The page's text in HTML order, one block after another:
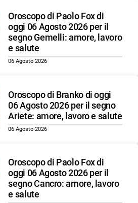
Oroscopo di Paolo Fox di
oggi 06 Agosto 2026 per il
segno Gemelli: amore, lavoro
e salute
06 Agosto 2026
Oroscopo di Branko di oggi
06 Agosto 2026 per il segno
Ariete: amore, lavoro e salute
06 Agosto 2026
Oroscopo di Paolo Fox di
oggi 06 Agosto 2026 per il
segno Cancro: amore, lavoro
e salute